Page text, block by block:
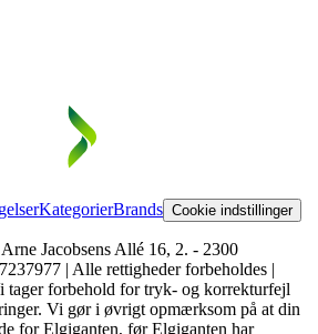
KategorierBrands Cookie indstillinger
Jacobsens Allé 16, 2. - 2300
| Alle rettigheder forbeholdes |
tager forbehold for tryk- og korrekturfejl
Vi gør i øvrigt opmærksom på at din
for Elgiganten, før Elgiganten har